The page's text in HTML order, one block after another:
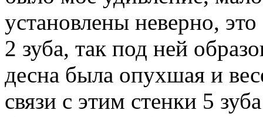
установлены неверно,
2 зуба, так под ней
десна была опухшая и
связи с этим стенки 5